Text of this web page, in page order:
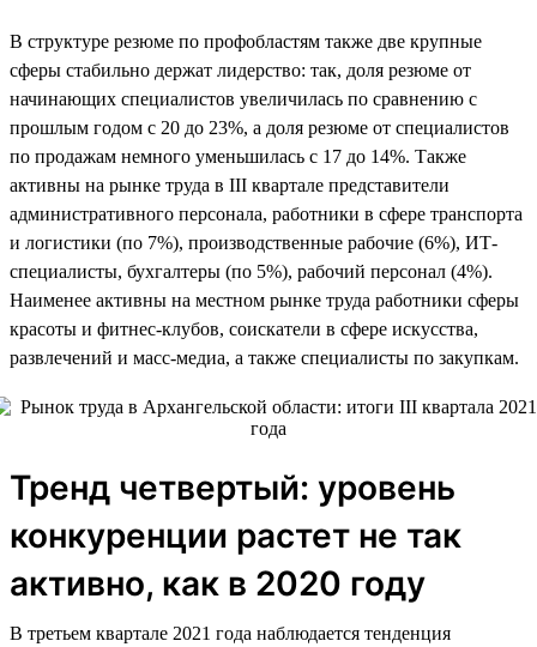
В структуре резюме по профобластям также две крупные
сферы стабильно держат лидерство: так, доля резюме от
начинающих специалистов увеличилась по сравнению с
прошлым годом c 20 до 23%, а доля резюме от специалистов
по продажам немного уменьшилась с 17 до 14%. Также
активны на рынке труда в III квартале представители
административного персонала, работники в сфере транспорта
и логистики (по 7%), производственные рабочие (6%), ИТ-
специалисты, бухгалтеры (по 5%), рабочий персонал (4%).
Наименее активны на местном рынке труда работники сферы
красоты и фитнес-клубов, соискатели в сфере искусства,
развлечений и масс-медиа, а также специалисты по закупкам.
Тренд четвертый: уровень
конкуренции растет не так
активно, как в 2020 году
В третьем квартале 2021 года наблюдается тенденция